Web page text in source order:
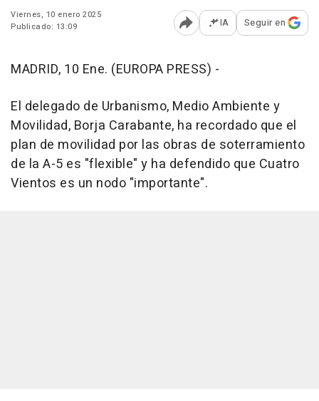
Viernes, 10 enero 2025
Publicado: 13:09
Abrir opciones para
IA Seguir en
MADRID, 10 Ene. (EUROPA PRESS) -
El delegado de Urbanismo, Medio Ambiente y
Movilidad, Borja Carabante, ha recordado que el
plan de movilidad por las obras de soterramiento
de la A-5 es "flexible" y ha defendido que Cuatro
Vientos es un nodo "importante".